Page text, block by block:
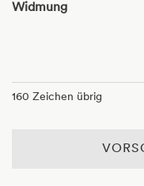
Widmung
160 Zeichen übrig